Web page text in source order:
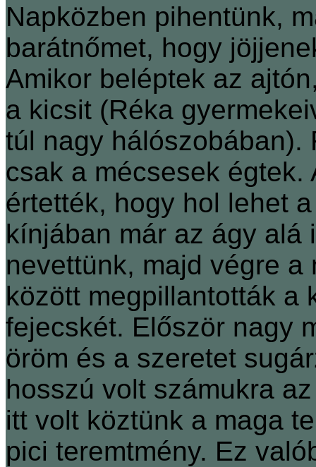
Napközben pihentünk,
barátnőmet, hogy
Amikor beléptek az
a kicsit (Réka
túl nagy hálószobában).
csak a mécsesek égtek.
értették, hogy hol lehet
kínjában már az ágy alá
nevettünk, majd végre
között megpillantották a
fejecskét. Először nagy
öröm és a szeretet
hosszú volt számukra
itt volt köztünk a maga
pici teremtmény. Ez